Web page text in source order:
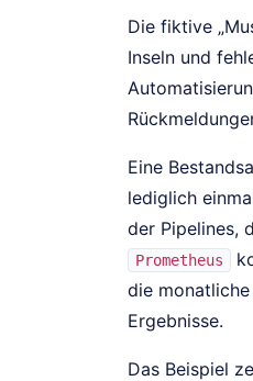
Die fiktive
Inseln und
Eine
lediglich
der Pipelines,
Prometheus
die
Ergebnisse.
Das Beispiel